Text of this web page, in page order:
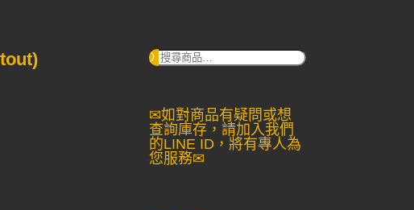
搜
✉如對商品有疑問或想
查詢庫存，請加入我們
的LINE ID，將有專人為
您服務✉